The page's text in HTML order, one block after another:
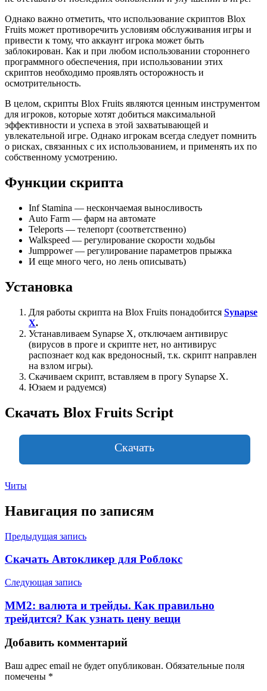
Однако важно отметить, что использование скриптов Blox
Fruits может противоречить условиям обслуживания игры и
привести к тому, что аккаунт игрока может быть
заблокирован. Как и при любом использовании стороннего
программного обеспечения, при использовании этих
скриптов необходимо проявлять осторожность и
осмотрительность.
В целом, скрипты Blox Fruits являются ценным инструментом
для игроков, которые хотят добиться максимальной
эффективности и успеха в этой захватывающей и
увлекательной игре. Однако игрокам всегда следует помнить
о рисках, связанных с их использованием, и применять их по
собственному усмотрению.
Функции скрипта
Inf Stamina — нескончаемая выносливость
Auto Farm — фарм на автомате
Teleports — телепорт (соответственно)
Walkspeed — регулирование скорости ходьбы
Jumppower — регулирование параметров прыжка
И еще много чего, но лень описывать)
Установка
Для работы скрипта на Blox Fruits понадобится Synapse
X.
Устанавливаем Synapse X, отключаем антивирус
(вирусов в проге и скрипте нет, но антивирус
распознает код как вредоносный, т.к. скрипт направлен
на взлом игры).
Скачиваем скрипт, вставляем в прогу Synapse X.
Юзаем и радуемся)
Скачать Blox Fruits Script
Скачать
Читы
Навигация по записям
Предыдущая запись
Скачать Автокликер для Роблокс
Следующая запись
ММ2: валюта и трейды. Как правильно
трейдится? Как узнать цену вещи
Добавить комментарий
Ваш адрес email не будет опубликован. Обязательные поля
помечены *